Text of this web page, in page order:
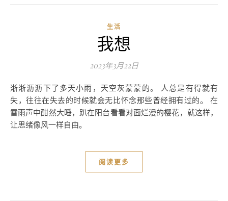
生活
我想
2023年3月22日
淅淅沥沥下了多天小雨，天空灰蒙蒙的。 人总是有得就有
失，往往在失去的时候就会无比怀念那些曾经拥有过的。 在
雷雨声中酣然大睡，趴在阳台看看对面烂漫的樱花，就这样，
让思绪像风一样自由。
阅读更多